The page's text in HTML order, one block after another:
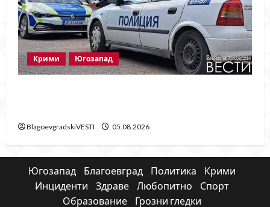
Крими Югозапад
BlagoevgradskiVESTI 05.08.2026
Югозапад Благоевград Политика
Крими
Инциденти
Здраве Любопитно
Спорт
Образование
Грозни гледки